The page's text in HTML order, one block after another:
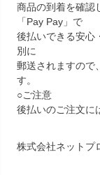
商品の到着を確認
「Pay Pay」で
後払いできる安心
別に
郵送されますので
す。
○ご注意
後払いのご注文に
株式会社ネットプ